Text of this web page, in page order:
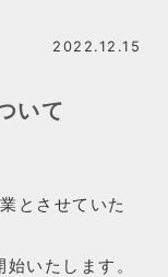
2022.12.15
いて
とさせていた
いたします。